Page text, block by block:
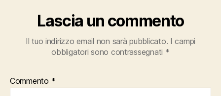
Lascia un commento
Il tuo indirizzo email non sarà pubblicato. I campi
obbligatori sono contrassegnati *
Commento *